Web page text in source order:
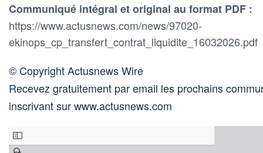
Communiqué intégral et original au format PDF :
https://www.actusnews.com/news/97020-
ekinops_cp_transfert_contrat_liquidite_16032026.pdf
© Copyright Actusnews Wire
Recevez gratuitement par email les prochains
inscrivant sur www.actusnews.com